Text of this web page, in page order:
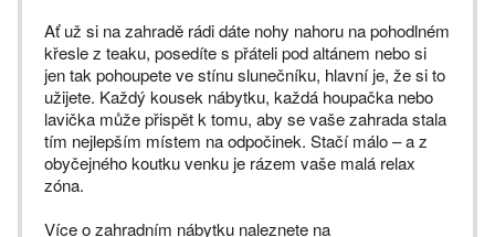
Ať už si na zahradě rádi dáte nohy nahoru na pohodlném
křesle z teaku, posedíte s přáteli pod altánem nebo si
jen tak pohoupete ve stínu slunečníku, hlavní je, že si to
užijete. Každý kousek nábytku, každá houpačka nebo
lavička může přispět k tomu, aby se vaše zahrada stala
tím nejlepším místem na odpočinek. Stačí málo – a z
obyčejného koutku venku je rázem vaše malá relax
zóna.
Více o zahradním nábytku naleznete na